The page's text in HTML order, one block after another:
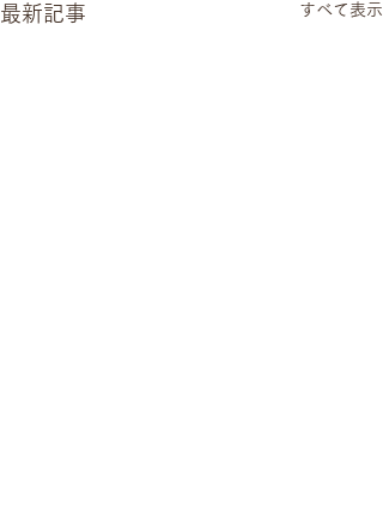
最新記事 すべて表示